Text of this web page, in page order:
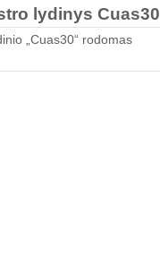
lydinys Cuas30